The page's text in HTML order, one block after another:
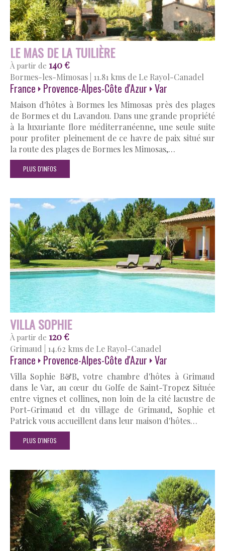
LE MAS DE LA TUILIÈRE
À partir de 140 €
Bormes-les-Mimosas 11.81 kms de Le Rayol-Canadel
France Provence-Alpes-Côte d'Azur Var
Maison d'hôtes à Bormes les Mimosas près des plages
de Bormes et du Lavandou. Dans une grande propriété
à la luxuriante flore méditerranéenne, une seule suite
pour profiter pleinement de ce havre de paix situé sur
la route des plages de Bormes les Mimosas,…
PLUS D'INFOS
VILLA SOPHIE
À partir de 120 €
Grimaud 14.62 kms de Le Rayol-Canadel
France Provence-Alpes-Côte d'Azur Var
Villa Sophie B&B, votre chambre d'hôtes à Grimaud
dans le Var, au cœur du Golfe de Saint-Tropez Située
entre vignes et collines, non loin de la cité lacustre de
Port-Grimaud et du village de Grimaud, Sophie et
Patrick vous accueillent dans leur maison d'hôtes…
PLUS D'INFOS